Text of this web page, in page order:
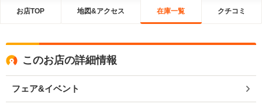
お店TOP 地図&アクセス 在庫一覧 クチコミ
このお店の詳細情報
フェア&イベント